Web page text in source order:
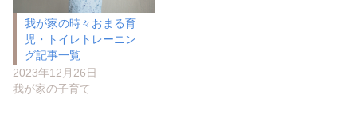
我が家の時々おまる育
児・トイレトレーニン
グ記事一覧
2023年12月26日
我が家の子育て